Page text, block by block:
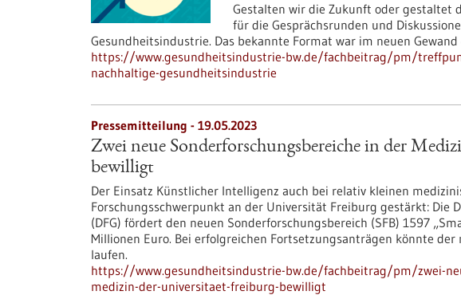
Gestalten wir die Zukunft oder gestaltet
für die Gesprächsrunden und
Gesundheitsindustrie. Das bekannte Format war im neuen
https://www.gesundheitsindustrie-bw.de/fachbeitrag/pm/
nachhaltige-gesundheitsindustrie
Pressemitteilung - 19.05.2023
Zwei neue Sonderforschungsbereiche in der
bewilligt
Der Einsatz Künstlicher Intelligenz auch bei relativ kleinen
Forschungsschwerpunkt an der Universität Freiburg gestärkt: Die
(DFG) fördert den neuen Sonderforschungsbereich (SFB) 1597
Millionen Euro. Bei erfolgreichen Fortsetzungsanträgen könnte der
laufen.
https://www.gesundheitsindustrie-bw.de/fachbeitrag/pm/zwei-
medizin-der-universitaet-freiburg-bewilligt